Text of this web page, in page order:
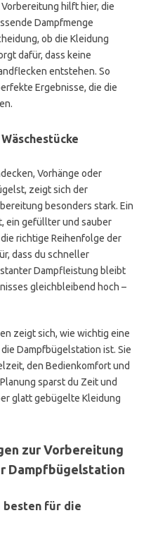
hilft hier, die
Dampfmenge
ob die Kleidung
dafür, dass keine
entstehen. So
Ergebnisse, die die
Vorhänge oder
zeigt sich der
besonders stark. Ein
ein gefüllter und sauber
richtige Reihenfolge der
dass du schneller
Dampfleistung bleibt
gleichbleibend hoch –
zeigt sich, wie wichtig eine
Dampfbügelstation ist. Sie
den Bedienkomfort und
sparst du Zeit und
glatt gebügelte Kleidung
zur Vorbereitung
Dampfbügelstation
besten für die